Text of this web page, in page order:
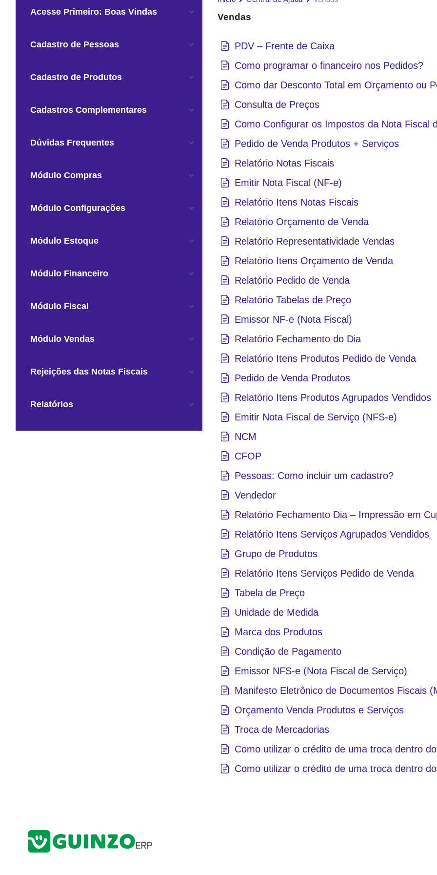
Acesse Primeiro: Boas Vindas
Cadastro de Pessoas
Cadastro de Produtos
Cadastros Complementares
Dúvidas Frequentes
Módulo Compras
Módulo Configurações
Módulo Estoque
Módulo Financeiro
Módulo Fiscal
Módulo Vendas
Rejeições das Notas Fiscais
Relatórios
Vendas
PDV – Frente de Caixa
Como programar o financeiro nos Pedidos?
Como dar Desconto Total em Orçamento ou
Consulta de Preços
Como Configurar os Impostos da Nota Fiscal
Pedido de Venda Produtos + Serviços
Relatório Notas Fiscais
Emitir Nota Fiscal (NF-e)
Relatório Itens Notas Fiscais
Relatório Orçamento de Venda
Relatório Representatividade Vendas
Relatório Itens Orçamento de Venda
Relatório Pedido de Venda
Relatório Tabelas de Preço
Emissor NF-e (Nota Fiscal)
Relatório Fechamento do Dia
Relatório Itens Produtos Pedido de Venda
Pedido de Venda Produtos
Relatório Itens Produtos Agrupados Vendidos
Emitir Nota Fiscal de Serviço (NFS-e)
NCM
CFOP
Pessoas: Como incluir um cadastro?
Vendedor
Relatório Fechamento Dia – Impressão em
Relatório Itens Serviços Agrupados Vendidos
Grupo de Produtos
Relatório Itens Serviços Pedido de Venda
Tabela de Preço
Unidade de Medida
Marca dos Produtos
Condição de Pagamento
Emissor NFS-e (Nota Fiscal de Serviço)
Manifesto Eletrônico de Documentos Fiscais
Orçamento Venda Produtos e Serviços
Troca de Mercadorias
Como utilizar o crédito de uma troca dentro
Como utilizar o crédito de uma troca dentro